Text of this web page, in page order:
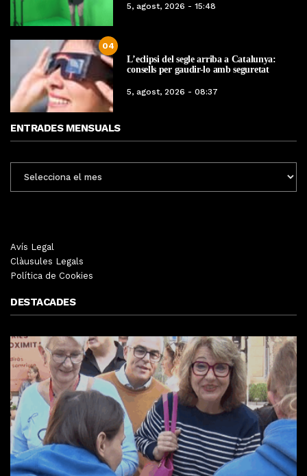
5, agost, 2026 - 15:48
04
L’eclipsi del segle arriba a Catalunya:
consells per gaudir-lo amb seguretat
5, agost, 2026 - 08:37
ENTRADES MENSUALS
MENSUALS
Avís Legal
Clàusules Legals
Política de Cookies
DESTACADES